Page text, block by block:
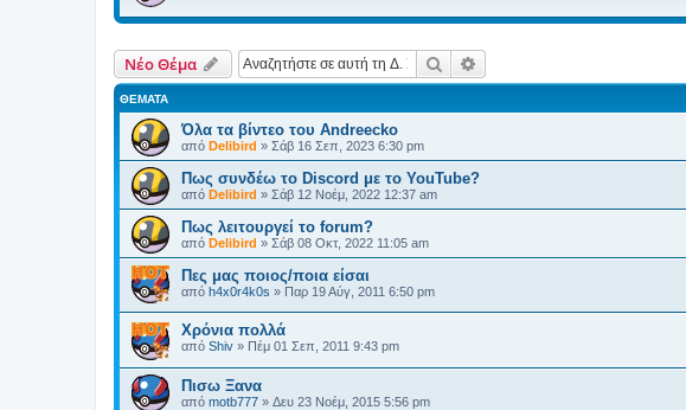
Νέο Θέμα Αναζήτηση
ΘΈΜΑΤΑ
Όλα τα βίντεο του Andreecko
από Delibird » Σάβ 16 Σεπ, 2023 6:30 pm
Πως συνδέω το Discord με το YouTube?
από Delibird » Σάβ 12 Νοέμ, 2022 12:37 am
Πως λειτουργεί το forum?
από Delibird » Σάβ 08 Οκτ, 2022 11:05 am
Πες μας ποιος/ποια είσαι
από h4x0r4k0s » Παρ 19 Αύγ, 2011 6:50 pm
Χρόνια πολλά
από Shiv » Πέμ 01 Σεπ, 2011 9:43 pm
Πισω Ξανα
από motb777 » Δευ 23 Νοέμ, 2015 5:56 pm